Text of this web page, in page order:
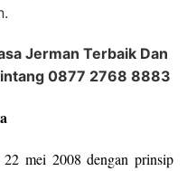
Jerman Terbaik Dan
0877 2768 8883
22 mei 2008 dengan prinsip